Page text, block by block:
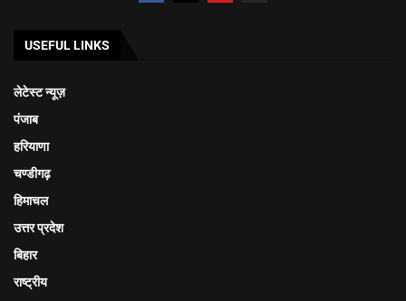
USEFUL LINKS
लेटेस्ट न्यूज़
पंजाब
हरियाणा
चण्डीगढ़
हिमाचल
उत्तर प्रदेश
बिहार
राष्ट्रीय